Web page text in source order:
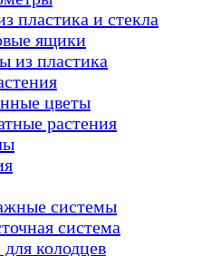
пластика и стекла
ящики
из пластика
цветы
растения
системы
система
колодцев